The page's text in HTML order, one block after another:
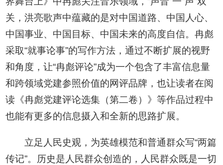
关，洪亮歌声中蕴藏的是对中国道路、中国人心、
中国事业、中国目标、中国未来的高度自信。冉彪
采取“就事论事”的写作方法，通过不断扩展的视野
和角度，让“冉彪评论”成为一个包含了丰富信息量
和跨领域党建参照价值的网评品牌，也让读者在阅
读《冉彪党建评论选集（第二卷）》等作品过程中
也能有更多的信息摄入和全新的思路扩展。
立足人民史观，为英雄模范和普通群众写“两篇
传记”。历史是人民群众创造的，人民群众既是一切